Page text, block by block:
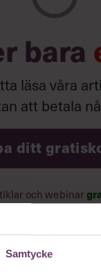
Samtycke
bara
läsa våra
att betala
ditt
och webinar